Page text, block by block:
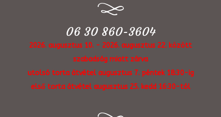
06 30 860-3604
2026. augusztus 10. - 2026. augusztus 22. között
szabadság miatt zárva
utolsó torta átvétel augusztus 7. péntek 18:30-ig
első torta átvétel augusztus 25. kedd 16:30-tól